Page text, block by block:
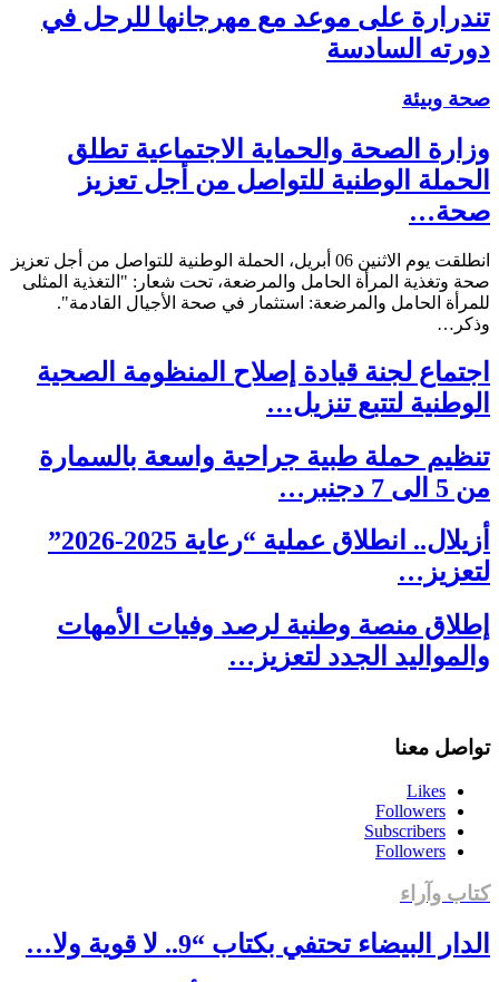
تندرارة على موعد مع مهرجانها للرحل في
دورته السادسة
صحة وبيئة
وزارة الصحة والحماية الاجتماعية تطلق
الحملة الوطنية للتواصل من أجل تعزيز
صحة…
انطلقت يوم الاثنين 06 أبريل، الحملة الوطنية للتواصل من أجل تعزيز
صحة وتغذية المرأة الحامل والمرضعة، تحت شعار: "التغذية المثلى
للمرأة الحامل والمرضعة: استثمار في صحة الأجيال القادمة".
وذكر…
اجتماع لجنة قيادة إصلاح المنظومة الصحية
الوطنية لتتبع تنزيل…
تنظيم حملة طبية جراحية واسعة بالسمارة
من 5 الى 7 دجنبر…
أزيلال.. انطلاق عملية “رعاية 2025-2026”
لتعزيز…
إطلاق منصة وطنية لرصد وفيات الأمهات
والمواليد الجدد لتعزيز…
تواصل معنا
Likes
Followers
Subscribers
Followers
كتاب وآراء
الدار البيضاء تحتفي بكتاب “9.. لا قوية ولا…